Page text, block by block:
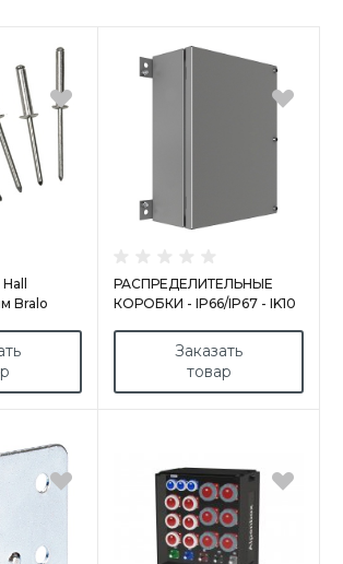
Bralo
РАСПРЕДЕЛИТЕЛЬНЫЕ
КОРОБКИ - IP66/IP67 - IK10
Заказать
товар